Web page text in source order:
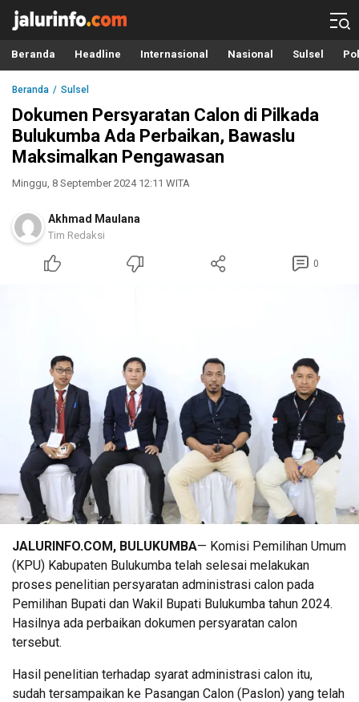
Info Terbaru, Berita Terkini Hari Ini, Jalurinfo.com
Terkini, Akurat dan Terpercaya
Beranda Headline Internasional Nasional Sulsel
Beranda Sulsel
Dokumen Persyaratan Calon di Pilkada
Bulukumba Ada Perbaikan, Bawaslu
Maksimalkan Pengawasan
Minggu, 8 September 2024 12:11 WITA
Akhmad Maulana
Tim Redaksi
0
JALURINFO.COM, BULUKUMBA— Komisi Pemilihan Umum
(KPU) Kabupaten Bulukumba telah selesai melakukan
proses penelitian persyaratan administrasi calon pada
Pemilihan Bupati dan Wakil Bupati Bulukumba tahun 2024.
Hasilnya ada perbaikan dokumen persyaratan calon
tersebut.
Hasil penelitian terhadap syarat administrasi calon itu,
sudah tersampaikan ke Pasangan Calon (Paslon) yang telah